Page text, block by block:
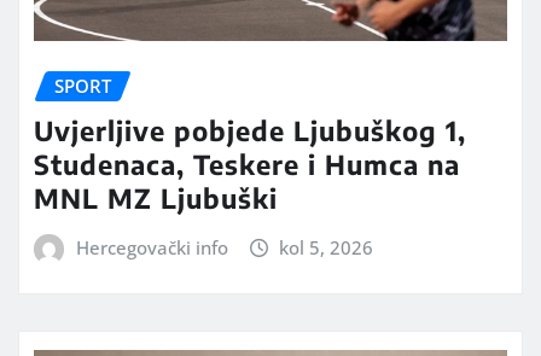
SPORT
Uvjerljive pobjede Ljubuškog 1,
Studenaca, Teskere i Humca na
MNL MZ Ljubuški
Hercegovački info kol 5, 2026